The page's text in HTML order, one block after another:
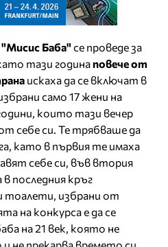
Баба"се проведе за
тази година повече от
искаха да се включат в
само 17 жени на
които тази вечер
себе си. Те трябваше да
като в първия те имаха
себе си, във втория
последния кръг
тоалети, избрани от
на конкурса е да се
на 21 век, която не